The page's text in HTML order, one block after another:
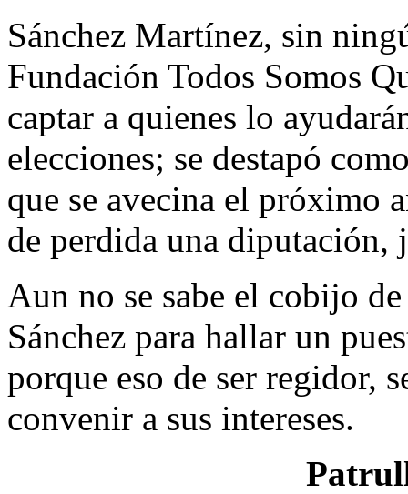
Sánchez Martínez, sin
Fundación Todos Somos
captar a quienes lo
elecciones; se destapó
que se avecina el próximo
de perdida una
Aun no se sabe el cobijo
Sánchez para hallar un
porque eso de ser regidor,
convenir a sus intereses.